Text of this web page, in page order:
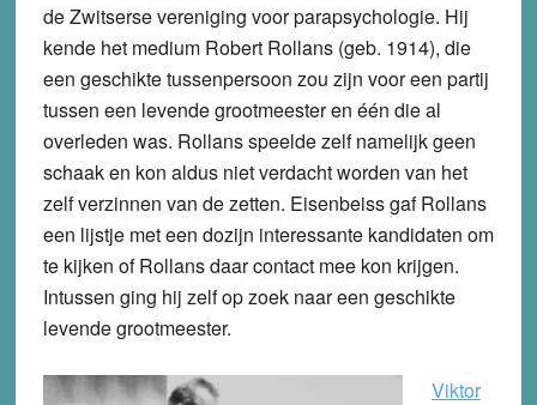
de Zwitserse vereniging voor parapsychologie. Hij
kende het medium Robert Rollans (geb. 1914), die
een geschikte tussenpersoon zou zijn voor een partij
tussen een levende grootmeester en één die al
overleden was. Rollans speelde zelf namelijk geen
schaak en kon aldus niet verdacht worden van het
zelf verzinnen van de zetten. Eisenbeiss gaf Rollans
een lijstje met een dozijn interessante kandidaten om
te kijken of Rollans daar contact mee kon krijgen.
Intussen ging hij zelf op zoek naar een geschikte
levende grootmeester.
Viktor